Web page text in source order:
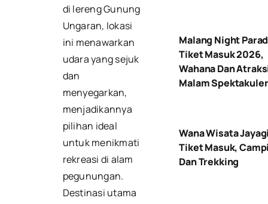
di lereng Gunung
Ungaran, lokasi
ini menawarkan
udara yang sejuk
dan
menyegarkan,
menjadikannya
pilihan ideal
untuk menikmati
rekreasi di alam
pegunungan.
Destinasi utama
Malang Night
Tiket Masuk 2026,
Wahana Dan
Malam Spektakuler
Wana Wisata
Tiket Masuk,
Dan Trekking